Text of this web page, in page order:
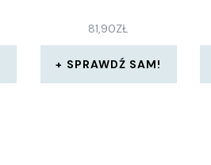
81,90ZŁ
SPRAWDŹ SAM!